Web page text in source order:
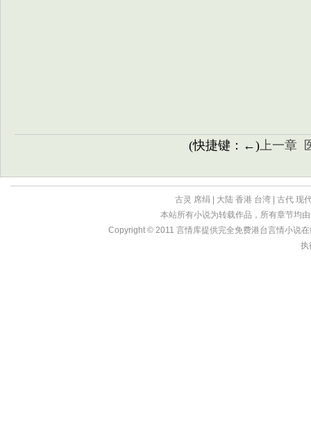
(快捷键：←)上一章
古灵 席绢 大陆 香港 台湾 古代 现
本站所有小说为转载作品，所有章节均
Copyright © 2011 言情库提供完全免费港台言情小说
执